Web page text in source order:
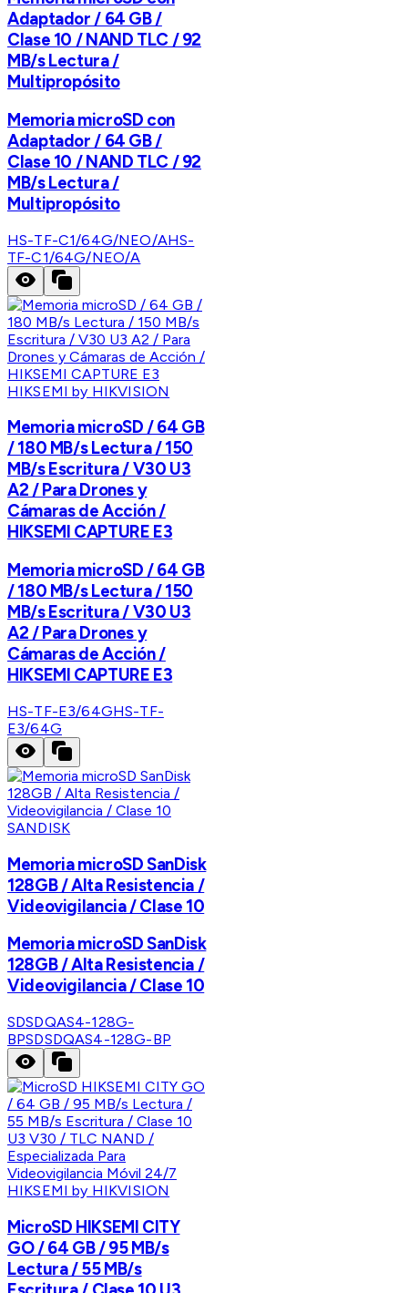
Adaptador / 64 GB /
Clase 10 / NAND TLC / 92
MB/s Lectura /
Multipropósito
Memoria microSD con
Adaptador / 64 GB /
Clase 10 / NAND TLC / 92
MB/s Lectura /
Multipropósito
HS-TF-C1/64G/NEO/AHS-
TF-C1/64G/NEO/A
HIKSEMI by HIKVISION
Memoria microSD / 64 GB
/ 180 MB/s Lectura / 150
MB/s Escritura / V30 U3
A2 / Para Drones y
Cámaras de Acción /
HIKSEMI CAPTURE E3
Memoria microSD / 64 GB
/ 180 MB/s Lectura / 150
MB/s Escritura / V30 U3
A2 / Para Drones y
Cámaras de Acción /
HIKSEMI CAPTURE E3
HS-TF-E3/64GHS-TF-
E3/64G
SANDISK
Memoria microSD SanDisk
128GB / Alta Resistencia /
Videovigilancia / Clase 10
Memoria microSD SanDisk
128GB / Alta Resistencia /
Videovigilancia / Clase 10
SDSDQAS4-128G-
BPSDSDQAS4-128G-BP
HIKSEMI by HIKVISION
MicroSD HIKSEMI CITY
GO / 64 GB / 95 MB/s
Lectura / 55 MB/s